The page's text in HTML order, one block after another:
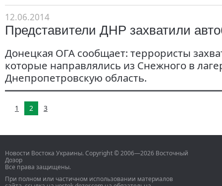
12.06.2014
Представители ДНР захватили
Донецкая ОГА сообщает: террористы
которые направлялись из Снежного в
Днепропетровскую область.
1 2 3
Новости Востока Украины. Copyright © 2006—2026 Восточный
Дозор
Все права защищены.
При полном или частичном использовании материалов